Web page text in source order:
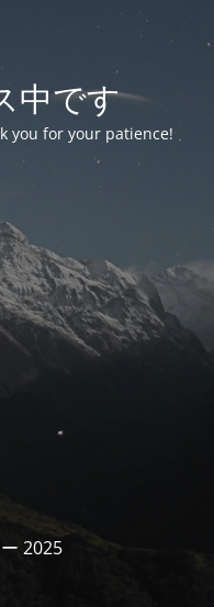
中です
you for your patience!
2025